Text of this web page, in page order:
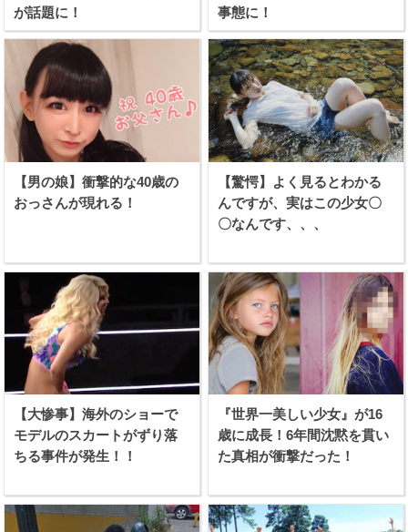
が話題に！
事態に！
【男の娘】衝撃的な40歳の
おっさんが現れる！
【驚愕】よく見るとわかる
んですが、実はこの少女〇
〇なんです、、、
【大惨事】海外のショーで
モデルのスカートがずり落
ちる事件が発生！！
『世界一美しい少女』が16
歳に成長！6年間沈黙を貫い
た真相が衝撃だった！